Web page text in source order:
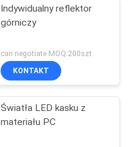
Indywidualny reflektor
górniczy
can negotiate MOQ:200szt
KONTAKT
Światła LED kasku z
materiału PC